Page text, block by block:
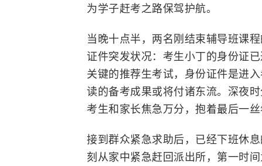
为学子赶考之路保驾护航。
当晚十点半，两名刚结束辅导班课
证件突发状况：考生小丁的身份证
关键的推荐生考试，身份证件是进
读的备考成果或将付诸东流。深夜
考生和家长焦急万分，抱着最后一
接到群众紧急求助后，已经下班休
刻从家中紧急赶回派出所，第一时